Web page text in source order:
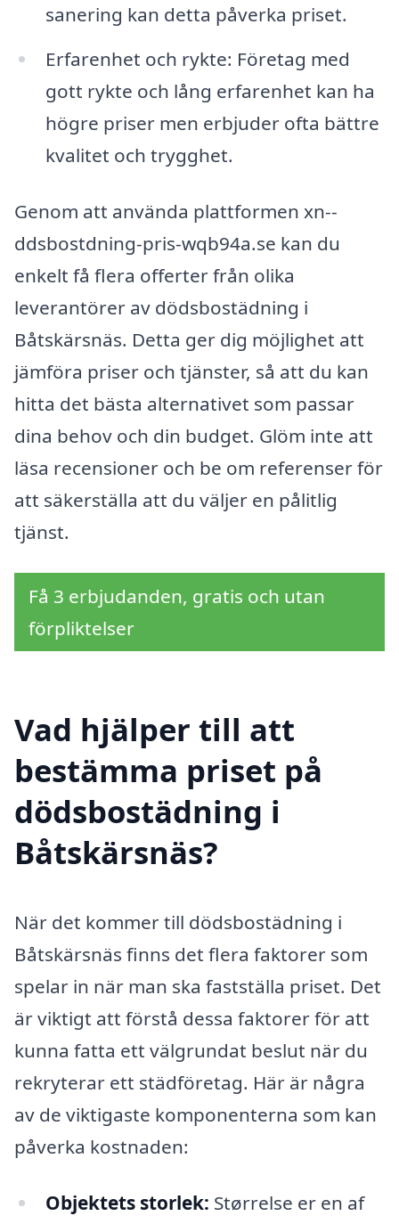
sanering kan detta påverka priset.
Erfarenhet och rykte: Företag med
gott rykte och lång erfarenhet kan ha
högre priser men erbjuder ofta bättre
kvalitet och trygghet.
Genom att använda plattformen xn--
ddsbostdning-pris-wqb94a.se kan du
enkelt få flera offerter från olika
leverantörer av dödsbostädning i
Båtskärsnäs. Detta ger dig möjlighet att
jämföra priser och tjänster, så att du kan
hitta det bästa alternativet som passar
dina behov och din budget. Glöm inte att
läsa recensioner och be om referenser för
att säkerställa att du väljer en pålitlig
tjänst.
Få 3 erbjudanden, gratis och utan
förpliktelser
Vad hjälper till att
bestämma priset på
dödsbostädning i
Båtskärsnäs?
När det kommer till dödsbostädning i
Båtskärsnäs finns det flera faktorer som
spelar in när man ska fastställa priset. Det
är viktigt att förstå dessa faktorer för att
kunna fatta ett välgrundat beslut när du
rekryterar ett städföretag. Här är några
av de viktigaste komponenterna som kan
påverka kostnaden:
Objektets storlek: Størrelse er en af